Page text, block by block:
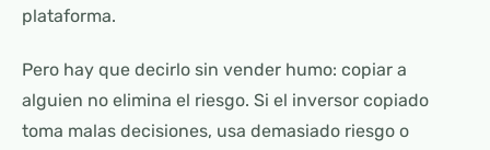
plataforma.
Pero hay que decirlo sin vender humo: copiar a
alguien no elimina el riesgo. Si el inversor copiado
toma malas decisiones, usa demasiado riesgo o